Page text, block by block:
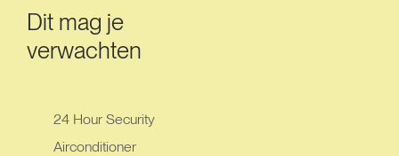
Dit mag je
verwachten
24 Hour Security
Airconditioner